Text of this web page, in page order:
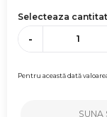
Selecteaza
-
Pentru această dată
SUNA